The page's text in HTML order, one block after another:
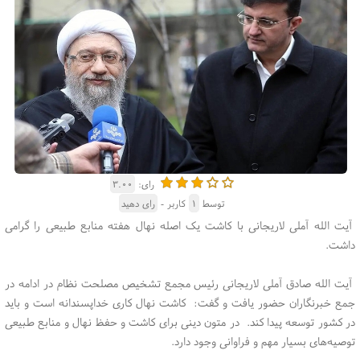
رای: ۳.۰۰
توسط ۱ کاربر - رای دهید
آیت الله آملی لاریجانی با کاشت یک اصله نهال هفته منابع طبیعی را گرامی
داشت.
آیت الله صادق آملی لاریجانی رئیس مجمع تشخیص مصلحت نظام در ادامه در
جمع خبرنگاران حضور یافت و گفت: کاشت نهال کاری خداپسندانه است و باید
در کشور توسعه پیدا کند. در متون دینی برای کاشت و حفظ نهال و منابع طبیعی
توصیه‌های بسیار مهم و فراوانی وجود دارد.